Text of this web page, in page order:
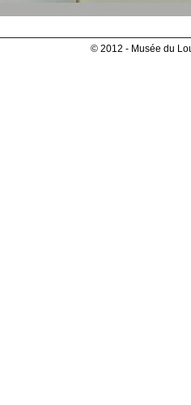
© 2012 - Musée du